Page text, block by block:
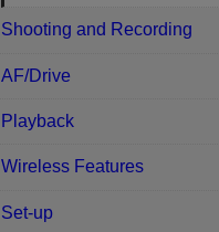
Shooting and Recording
AF/Drive
Playback
Wireless Features
Set-up